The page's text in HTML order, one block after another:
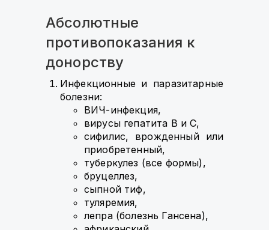
Абсолютные
противопоказания к
донорству
Инфекционные и паразитарные
болезни:
ВИЧ-инфекция,
вирусы гепатита В и С,
сифилис, врожденный или
приобретенный,
туберкулез (все формы),
бруцеллез,
сыпной тиф,
туляремия,
лепра (болезнь Гансена),